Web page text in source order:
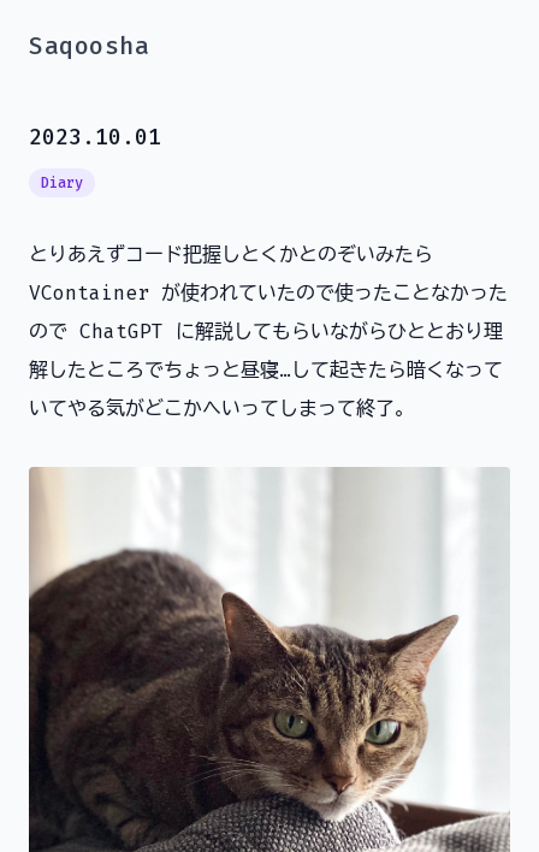
Saqoosha
2023.10.01
Diary
とりあえずコード把握しとくかとのぞいみたら
VContainer が使われていたので使ったことなかった
ので ChatGPT に解説してもらいながらひととおり理
解したところでちょっと昼寝…して起きたら暗くなって
いてやる気がどこかへいってしまって終了。